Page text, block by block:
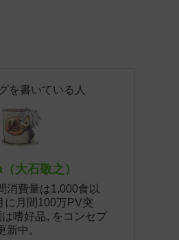
を書いている人
大石敬之）
消費量は1,000食以
に月間100万PV突
嗜好品„ をコンセプ
新中。